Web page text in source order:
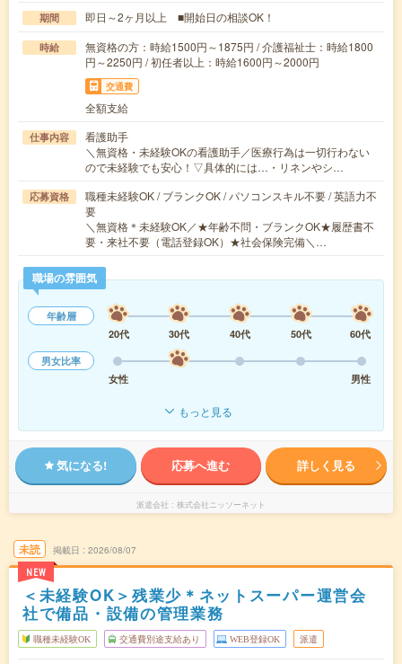
期間 即日～2ヶ月以上 ■開始日の相談OK！
時給
無資格の方：時給1500円～1875円 / 介護福祉士：時給1800
円～2250円 / 初任者以上：時給1600円～2000円
交通費
全額支給
仕事内容
看護助手
＼無資格・未経験OKの看護助手／医療行為は一切行わない
ので未経験でも安心！▽具体的には…・リネンやシ…
応募資格
職種未経験OK / ブランクOK / パソコンスキル不要 / 英語力不
要
＼無資格＊未経験OK／★年齢不問・ブランクOK★履歴書不
要・来社不要（電話登録OK）★社会保険完備＼…
職場の雰囲気
年齢層
20代
30代 40代 50代
60代
男女比率
女性
男性
もっと見る
気になる! 応募へ進む 詳しく見る
派遣会社 株式会社ニッソーネット
未読
NEW
掲載日 2026/08/07
＜未経験OK＞残業少＊ネットスーパー運営会
社で備品・設備の管理業務
職種未経験OK 交通費別途支給あり WEB登録OK 派遣